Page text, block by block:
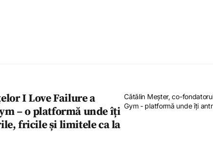
I Love Failure a
– o platformă unde îți
fricile și limitele ca la
Cătălin Meșter, co-
Gym - platformă unde îți